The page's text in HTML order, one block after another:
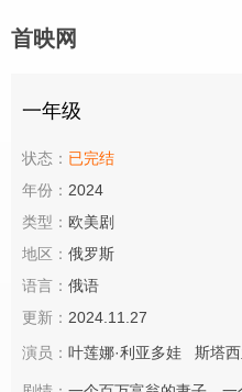
首映网
一年级
状态： 已完结
年份： 2024
类型： 欧美剧
地区： 俄罗斯
语言： 俄语
更新： 2024.11.27
演员： 叶莲娜·利亚多娃 斯塔